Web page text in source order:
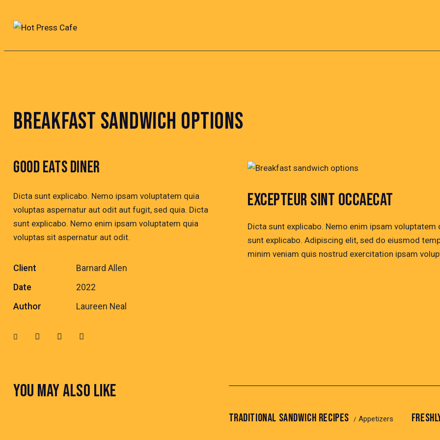
BREAKFAST SANDWICH OPTIONS
GOOD EATS DINER
Dicta sunt explicabo. Nemo ipsam voluptatem quia
voluptas aspernatur aut odit aut fugit, sed quia. Dicta
sunt explicabo. Nemo enim ipsam voluptatem quia
voluptas sit aspernatur aut odit.
Client
Barnard Allen
Date
2022
Author
Laureen Neal
EXCEPTEUR SINT OCCAECAT
Dicta sunt explicabo. Nemo enim ipsam
sunt explicabo. Adipiscing elit, sed do eiusmod
minim veniam quis nostrud exercitation ipsam
YOU MAY ALSO LIKE
Appetizers
TRADITIONAL SANDWICH RECIPES